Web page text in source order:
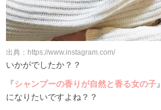
出典：https://www.instagram.com/
いかがでしたか？？
『シャンプーの香りが自然と香る女の子』
になりたいですよね？？